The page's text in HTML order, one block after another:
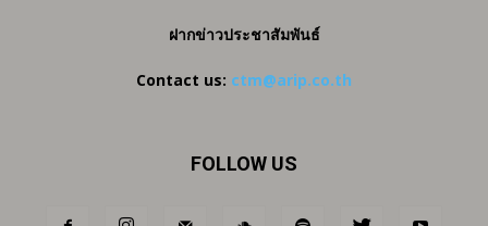
ฝากข่าวประชาสัมพันธ์
Contact us: ctm@arip.co.th
FOLLOW US